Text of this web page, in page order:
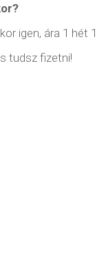
igen, ára 1 hét
tudsz fizetni!